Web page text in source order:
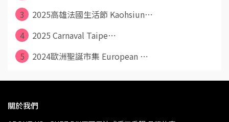
3
2025高雄法國生活節 Kaohsiun⋯
4
2025 Carnaval Taipe⋯
5
2024歐洲聖誕市集 European ⋯
關於我們